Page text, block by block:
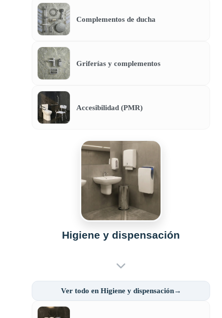
Complementos de ducha
Griferías y complementos
Accesibilidad (PMR)
Higiene y dispensación
Ver todo en Higiene y dispensación→